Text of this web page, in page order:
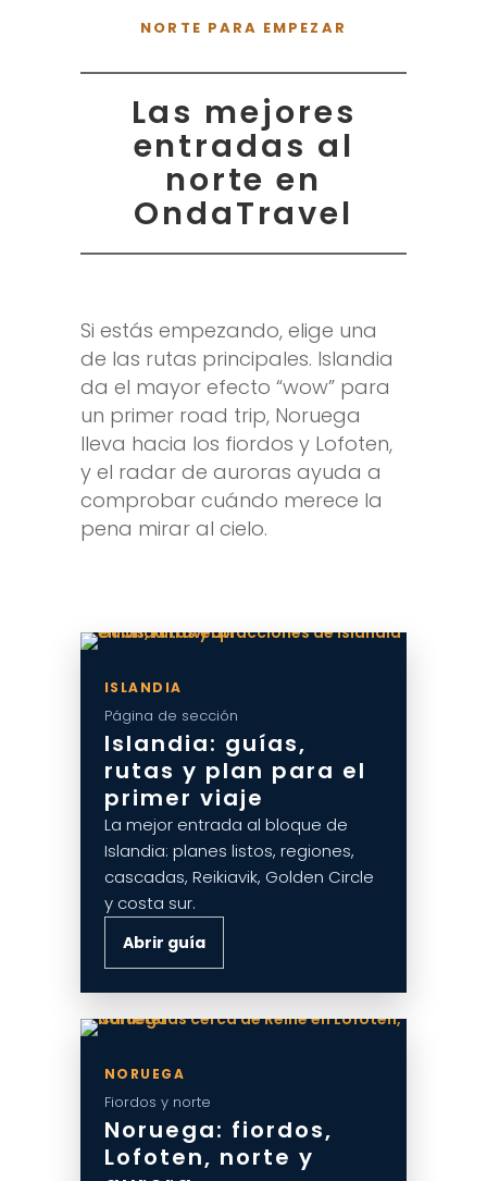
NORTE PARA EMPEZAR
Las mejores
entradas al
norte en
OndaTravel
Si estás empezando, elige una
de las rutas principales. Islandia
da el mayor efecto “wow” para
un primer road trip, Noruega
lleva hacia los fiordos y Lofoten,
y el radar de auroras ayuda a
comprobar cuándo merece la
pena mirar al cielo.
ISLANDIA
Página de sección
Islandia: guías,
rutas y plan para el
primer viaje
La mejor entrada al bloque de
Islandia: planes listos, regiones,
cascadas, Reikiavik, Golden Circle
y costa sur.
Abrir guía
NORUEGA
Fiordos y norte
Noruega: fiordos,
Lofoten, norte y